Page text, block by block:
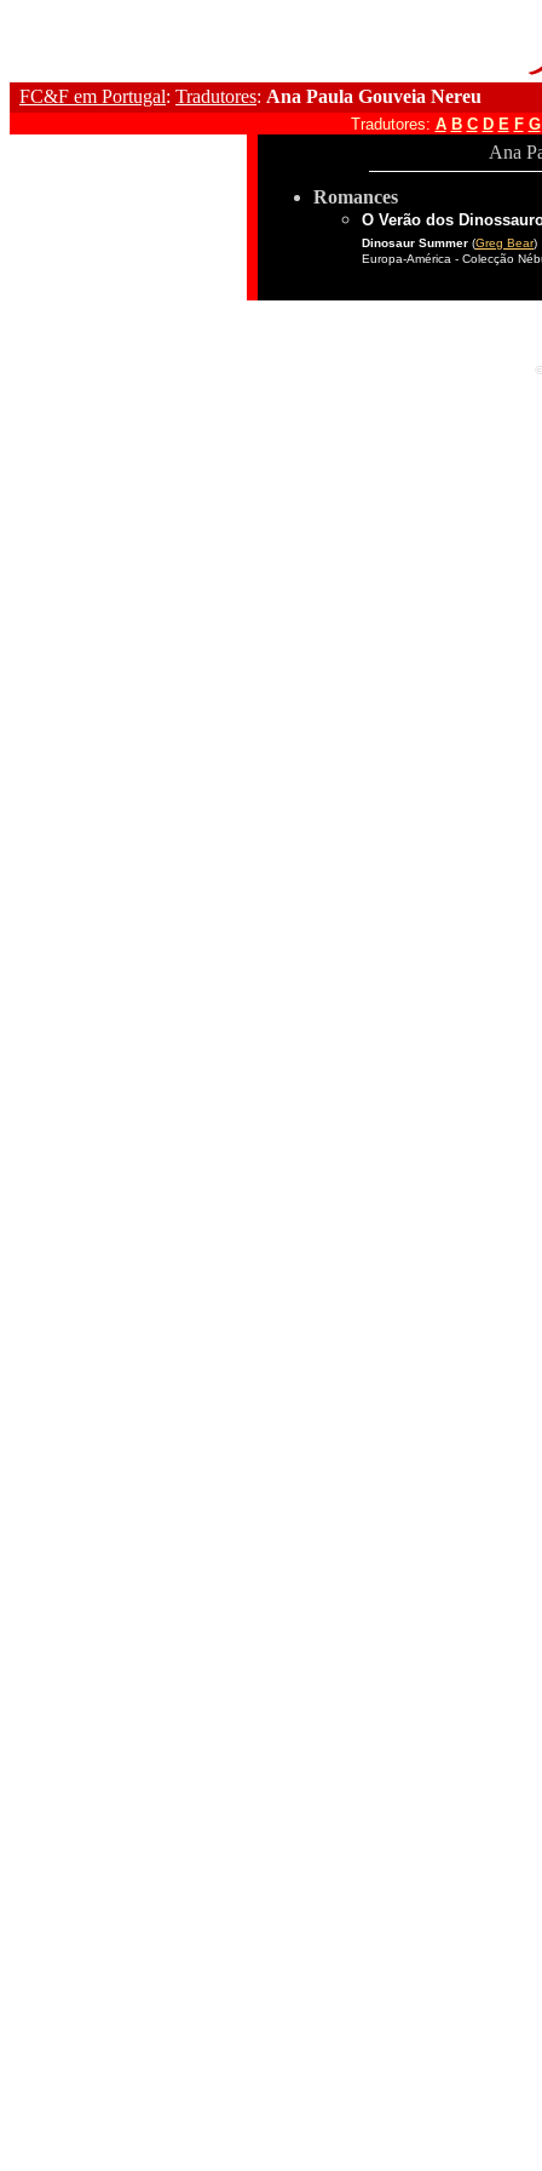
FC&F em Portugal: Tradutores: Ana Paula Gouveia Nereu
Tradutores: A B C D E F G
Ana
Romances
O Verão dos
Dinosaur Summer (Greg Bear)
Europa-América - Colecção